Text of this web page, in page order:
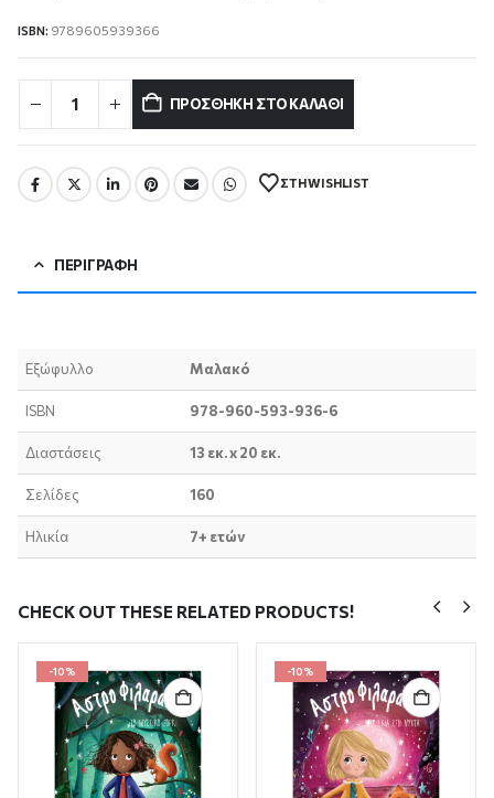
ISBN: 9789605939366
ΠΡΟΣΘΉΚΗ ΣΤΟ ΚΑΛΆΘΙ
ΣΤΗ WISHLIST
ΠΕΡΙΓΡΑΦΉ
Εξώφυλλο Μαλακό
ISBN 978-960-593-936-6
Διαστάσεις 13 εκ. x 20 εκ.
Σελίδες 160
Ηλικία 7+ ετών
CHECK OUT THESE RELATED PRODUCTS!
-10% -10%